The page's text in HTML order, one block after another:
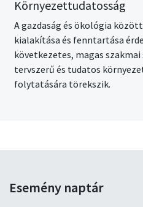
Környezettudatosság
A gazdaság és ökológia
kialakítása és fenntartása
következetes, magas
tervszerű és tudatos
folytatására törekszik.
Esemény naptár